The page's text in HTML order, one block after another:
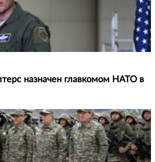
назначен главкомом НАТО в